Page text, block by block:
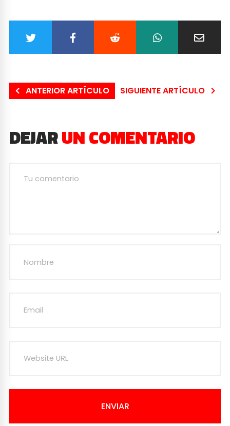
ANTERIOR ARTÍCULO SIGUIENTE ARTÍCULO
DEJARUN COMENTARIO
ENVIAR